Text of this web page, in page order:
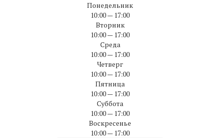
Понедельник
10:00 — 17:00
Вторник
10:00 — 17:00
Среда
10:00 — 17:00
Четверг
10:00 — 17:00
Пятница
10:00 — 17:00
Суббота
10:00 — 17:00
Воскресенье
10:00 — 17:00